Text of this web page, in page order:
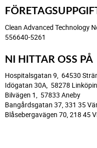
Clean Advanced Technology
556640-5261
NI HITTAR OSS PÅ
Hospitalsgatan 9, 64530
Idögatan 30A, 58278
Bilvägen 1, 57833 Aneby
Bangårdsgatan 37, 331 35
Blåsebergavägen 70, 218 45